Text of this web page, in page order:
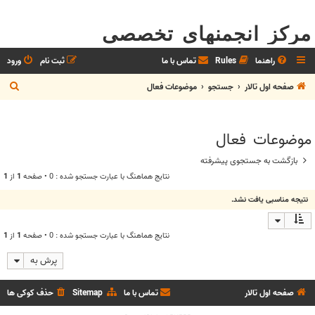
مرکز انجمنهای تخصصی
راهنما Rules تماس با ما ورود
ثبت نام
صفحه اول تالار
جستجو موضوعات فعال
س
موضوعات فعال
بازگشت به جستجوی پیشرفته
نتايج هماهنگ با عبارت جستجو شده : 0 • صفحه 1 از 1
نتیجه مناسبی یافت نشد.
نتايج هماهنگ با عبارت جستجو شده : 0 • صفحه 1 از 1
پرش به
صفحه اول تالار حذف کوکی ها Sitemap تماس با ما